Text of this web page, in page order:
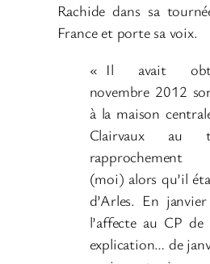
Rachide dans sa
France et porte sa voix.
« Il avait
novembre 2012
à la maison
Clairvaux au
rapprochement
(moi) alors qu’il
d’Arles. En
l’affecte au CP de
explication… de